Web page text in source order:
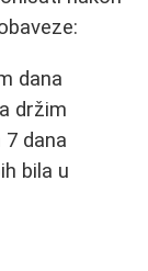
dana
držim
dana
bila u